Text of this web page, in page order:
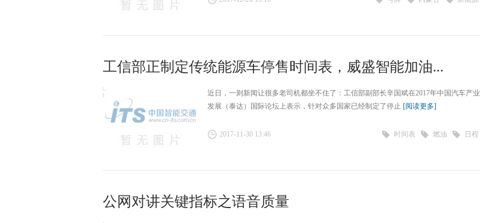
工信部正制定传统能源车停售时间表，威盛智能加油...
近日，一则新闻让很多老司机都坐不住了：工信部副部长辛国斌在2017年中国汽车产业
发展（泰达）国际论坛上表示，针对众多国家已经制定了停止 [阅读更多]
2017-11-30 13:46 时间表 燃油 日程
公网对讲关键指标之语音质量